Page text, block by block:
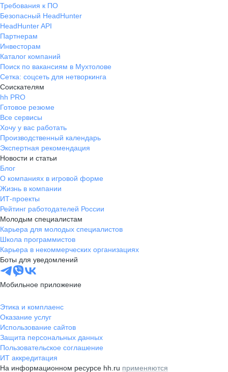
Требования к ПО
Безопасный HeadHunter
HeadHunter API
Партнерам
Инвесторам
Каталог компаний
Поиск по вакансиям в Мухтолове
Сетка: соцсеть для нетворкинга
Соискателям
hh PRO
Готовое резюме
Все сервисы
Хочу у вас работать
Производственный календарь
Экспертная рекомендация
Новости и статьи
Блог
О компаниях в игровой форме
Жизнь в компании
ИТ-проекты
Рейтинг работодателей России
Молодым специалистам
Карьера для молодых специалистов
Школа программистов
Карьера в некоммерческих организациях
Боты для уведомлений
Мобильное приложение
Этика и комплаенс
Оказание услуг
Использование сайтов
Защита персональных данных
Пользовательское соглашение
ИТ аккредитация
На информационном ресурсе hh.ru применяются